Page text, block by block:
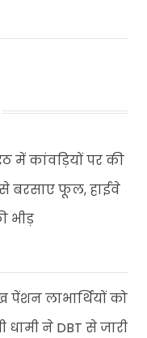
में कांवड़ियों पर की
से बरसाए फूल, हाईवे
भीड़
पेंशन लाभार्थियों को
धामी ने DBT से जारी